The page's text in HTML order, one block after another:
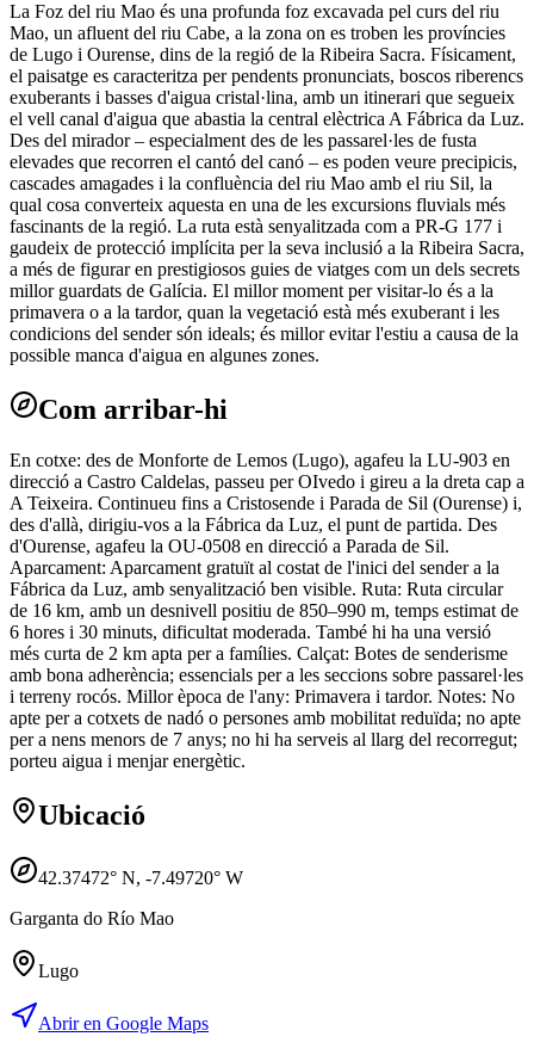
La Foz del riu Mao és una profunda foz excavada pel curs del riu
Mao, un afluent del riu Cabe, a la zona on es troben les províncies
de Lugo i Ourense, dins de la regió de la Ribeira Sacra. Físicament,
el paisatge es caracteritza per pendents pronunciats, boscos riberencs
exuberants i basses d'aigua cristal·lina, amb un itinerari que segueix
el vell canal d'aigua que abastia la central elèctrica A Fábrica da Luz.
Des del mirador – especialment des de les passarel·les de fusta
elevades que recorren el cantó del canó – es poden veure precipicis,
cascades amagades i la confluència del riu Mao amb el riu Sil, la
qual cosa converteix aquesta en una de les excursions fluvials més
fascinants de la regió. La ruta està senyalitzada com a PR-G 177 i
gaudeix de protecció implícita per la seva inclusió a la Ribeira Sacra,
a més de figurar en prestigiosos guies de viatges com un dels secrets
millor guardats de Galícia. El millor moment per visitar-lo és a la
primavera o a la tardor, quan la vegetació està més exuberant i les
condicions del sender són ideals; és millor evitar l'estiu a causa de la
possible manca d'aigua en algunes zones.
Com arribar-hi
En cotxe: des de Monforte de Lemos (Lugo), agafeu la LU-903 en
direcció a Castro Caldelas, passeu per OIvedo i gireu a la dreta cap a
A Teixeira. Continueu fins a Cristosende i Parada de Sil (Ourense) i,
des d'allà, dirigiu-vos a la Fábrica da Luz, el punt de partida. Des
d'Ourense, agafeu la OU-0508 en direcció a Parada de Sil.
Aparcament: Aparcament gratuït al costat de l'inici del sender a la
Fábrica da Luz, amb senyalització ben visible. Ruta: Ruta circular
de 16 km, amb un desnivell positiu de 850–990 m, temps estimat de
6 hores i 30 minuts, dificultat moderada. També hi ha una versió
més curta de 2 km apta per a famílies. Calçat: Botes de senderisme
amb bona adherència; essencials per a les seccions sobre passarel·les
i terreny rocós. Millor època de l'any: Primavera i tardor. Notes: No
apte per a cotxets de nadó o persones amb mobilitat reduïda; no apte
per a nens menors de 7 anys; no hi ha serveis al llarg del recorregut;
porteu aigua i menjar energètic.
Ubicació
42.37472° N, -7.49720° W
Garganta do Río Mao
Lugo
Abrir en Google Maps